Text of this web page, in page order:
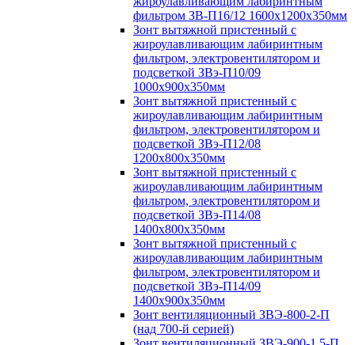
фильтром ЗВ-П16/12 1600х1200х350мм
Зонт вытяжной пристенный с
жироулавливающим лабиринтным
фильтром, электровентилятором и
подсветкой ЗВэ-П10/09
1000х900х350мм
Зонт вытяжной пристенный с
жироулавливающим лабиринтным
фильтром, электровентилятором и
подсветкой ЗВэ-П12/08
1200х800х350мм
Зонт вытяжной пристенный с
жироулавливающим лабиринтным
фильтром, электровентилятором и
подсветкой ЗВэ-П14/08
1400х800х350мм
Зонт вытяжной пристенный с
жироулавливающим лабиринтным
фильтром, электровентилятором и
подсветкой ЗВэ-П14/09
1400х900х350мм
Зонт вентиляционный ЗВЭ-800-2-П
(над 700-й серией)